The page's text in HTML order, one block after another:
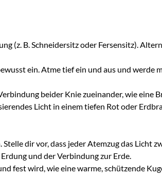
(z. B. Schneidersitz oder Fersensitz).
ein. Atme tief ein und aus und werde
beider Knie zueinander, wie eine
Licht in einem tiefen Rot oder
dir vor, dass jeder Atemzug das Licht
und der Verbindung zur Erde.
fest wird, wie eine warme, schützende